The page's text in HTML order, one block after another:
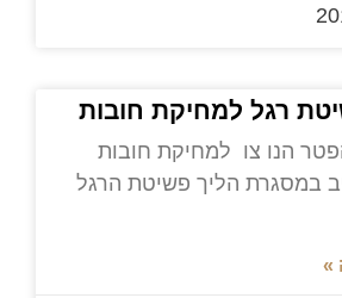
רגל למחיקת חובות
הפטר הנו צו למחיקת חובות
במסגרת הליך פשיטת הרגל
»